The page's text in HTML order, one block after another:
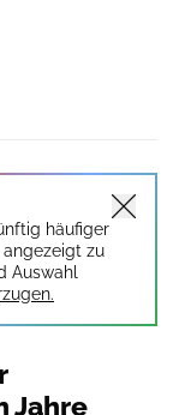
häufiger
zu
Auswahl
Jahre